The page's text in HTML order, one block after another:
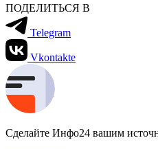
ПОДЕЛИТЬСЯ В
Telegram
Vkontakte
Сделайте Инфо24 вашим